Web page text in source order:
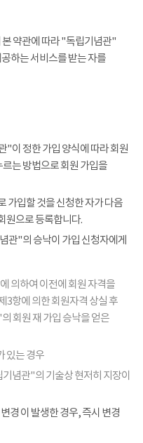
약관에 따라 "독립기념관"
하는 서비스를 받는 자를
"이 정한 가입 양식에 따라 회원
는 방법으로 회원 가입을
가입할 것을 신청한 자가 다음
원으로 등록합니다.
관"의 승낙이 가입 신청자에게
의하여 이전에 회원 자격을
3항에 의한 회원자격 상실 후
회원 재 가입 승낙을 얻은
있는 경우
념관"의 기술상 현저히 지장이
경 이 발생한 경우, 즉시 변경